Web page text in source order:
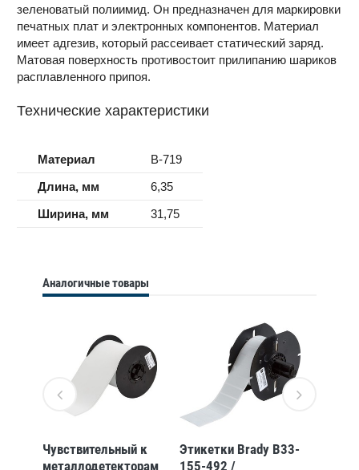
зеленоватый полиимид. Он предназначен для маркировки
печатных плат и электронных компонентов. Материал
имеет адгезив, который рассеивает статический заряд.
Матовая поверхность противостоит прилипанию шариков
расплавленного припоя.
Технические характеристики
Материал
B-719
Длина, мм
6,35
Ширина, мм
31,75
Аналогичные товары
Чувствительный к
металлодетекторам
Этикетки Brady B33-
155-492 /